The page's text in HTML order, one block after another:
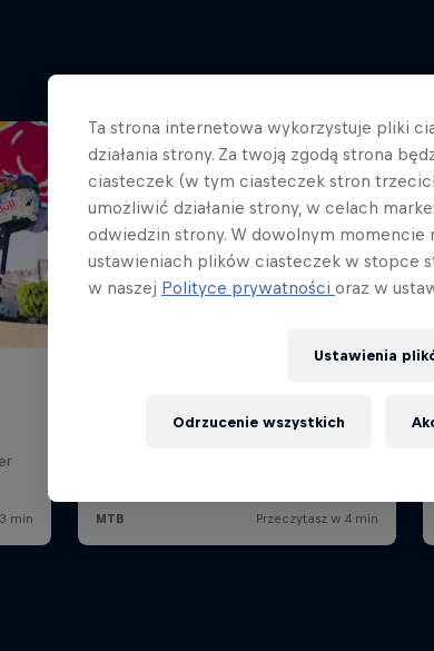
Ta strona internetowa wykorzystuje pliki
działania strony. Za twoją zgodą strona
ciasteczek (w tym ciasteczek stron
umożliwić działanie strony, w celach
odwiedzin strony. W dowolnym momencie
ustawieniach plików ciasteczek w stopce
w naszej Polityce prywatności oraz w
Ustawienia
Odrzucenie wszystkich